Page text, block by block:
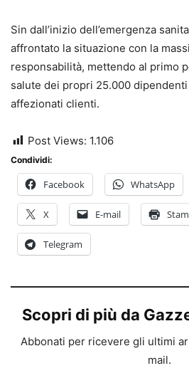
Sin dall’inizio dell’emergenza
affrontato la situazione con la
responsabilità, mettendo al primo
salute dei propri 25.000
affezionati clienti.
Post Views: 1.106
Condividi:
Facebook WhatsApp
X E-mail
Telegram
Scopri di più da
Abbonati per ricevere gli ultimi
mail.